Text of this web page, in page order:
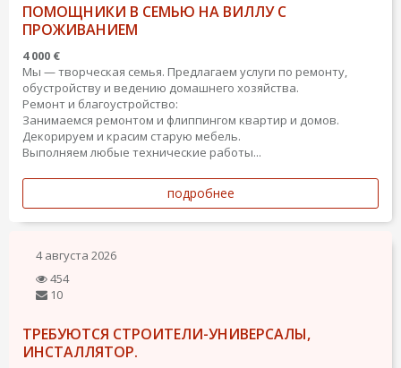
ПОМОЩНИКИ В СЕМЬЮ НА ВИЛЛУ С
ПРОЖИВАНИЕМ
4 000 €
​Мы — творческая семья. Предлагаем услуги по ремонту,
обустройству и ведению домашнего хозяйства.
​Ремонт и благоустройство:
​Занимаемся ремонтом и флиппингом квартир и домов.
​Декорируем и красим старую мебель.
​Выполняем любые технические работы...
подробнее
4 августа 2026
454
10
ТРЕБУЮТСЯ СТРОИТЕЛИ-УНИВЕРСАЛЫ,
ИНСТАЛЛЯТОР.